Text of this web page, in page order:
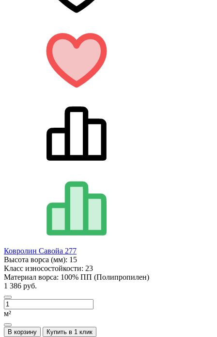
Ковролин Савойа 277
Высота ворса (мм): 15
Класс износостойкости: 23
Материал ворса: 100% ПП (Полипропилен)
1 386 руб.
м²
В корзину Купить в 1 клик